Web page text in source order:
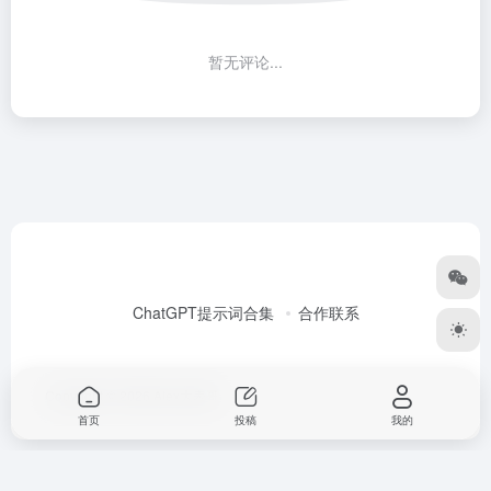
暂无评论...
ChatGPT提示词合集 合作联系
Copyright © 2026
首页 投稿 我的